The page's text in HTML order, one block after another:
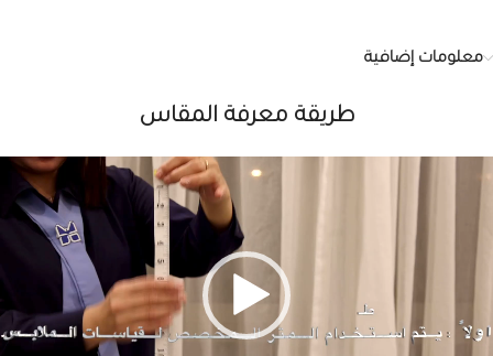
معلومات إضافية
طريقة معرفة المقاس